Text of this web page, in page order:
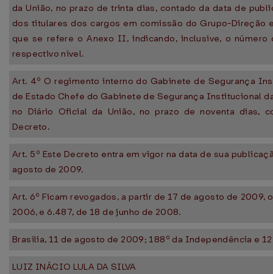
da União, no prazo de trinta dias, contado da data de
dos titulares dos cargos em comissão do Grupo-Direção
que se refere o Anexo II, indicando, inclusive, o número
respectivo nível.
Art. 4º O regimento interno do Gabinete de Segurança
de Estado Chefe do Gabinete de Segurança Institucional
no Diário Oficial da União, no prazo de noventa dias,
Decreto.
Art. 5º Este Decreto entra em vigor na data de sua
agosto de 2009.
Art. 6º Ficam revogados, a partir de 17 de agosto de 2009,
2006, e 6.487, de 18 de junho de 2008.
Brasília, 11 de agosto de 2009; 188º da Independência e
LUIZ INÁCIO LULA DA SILVA